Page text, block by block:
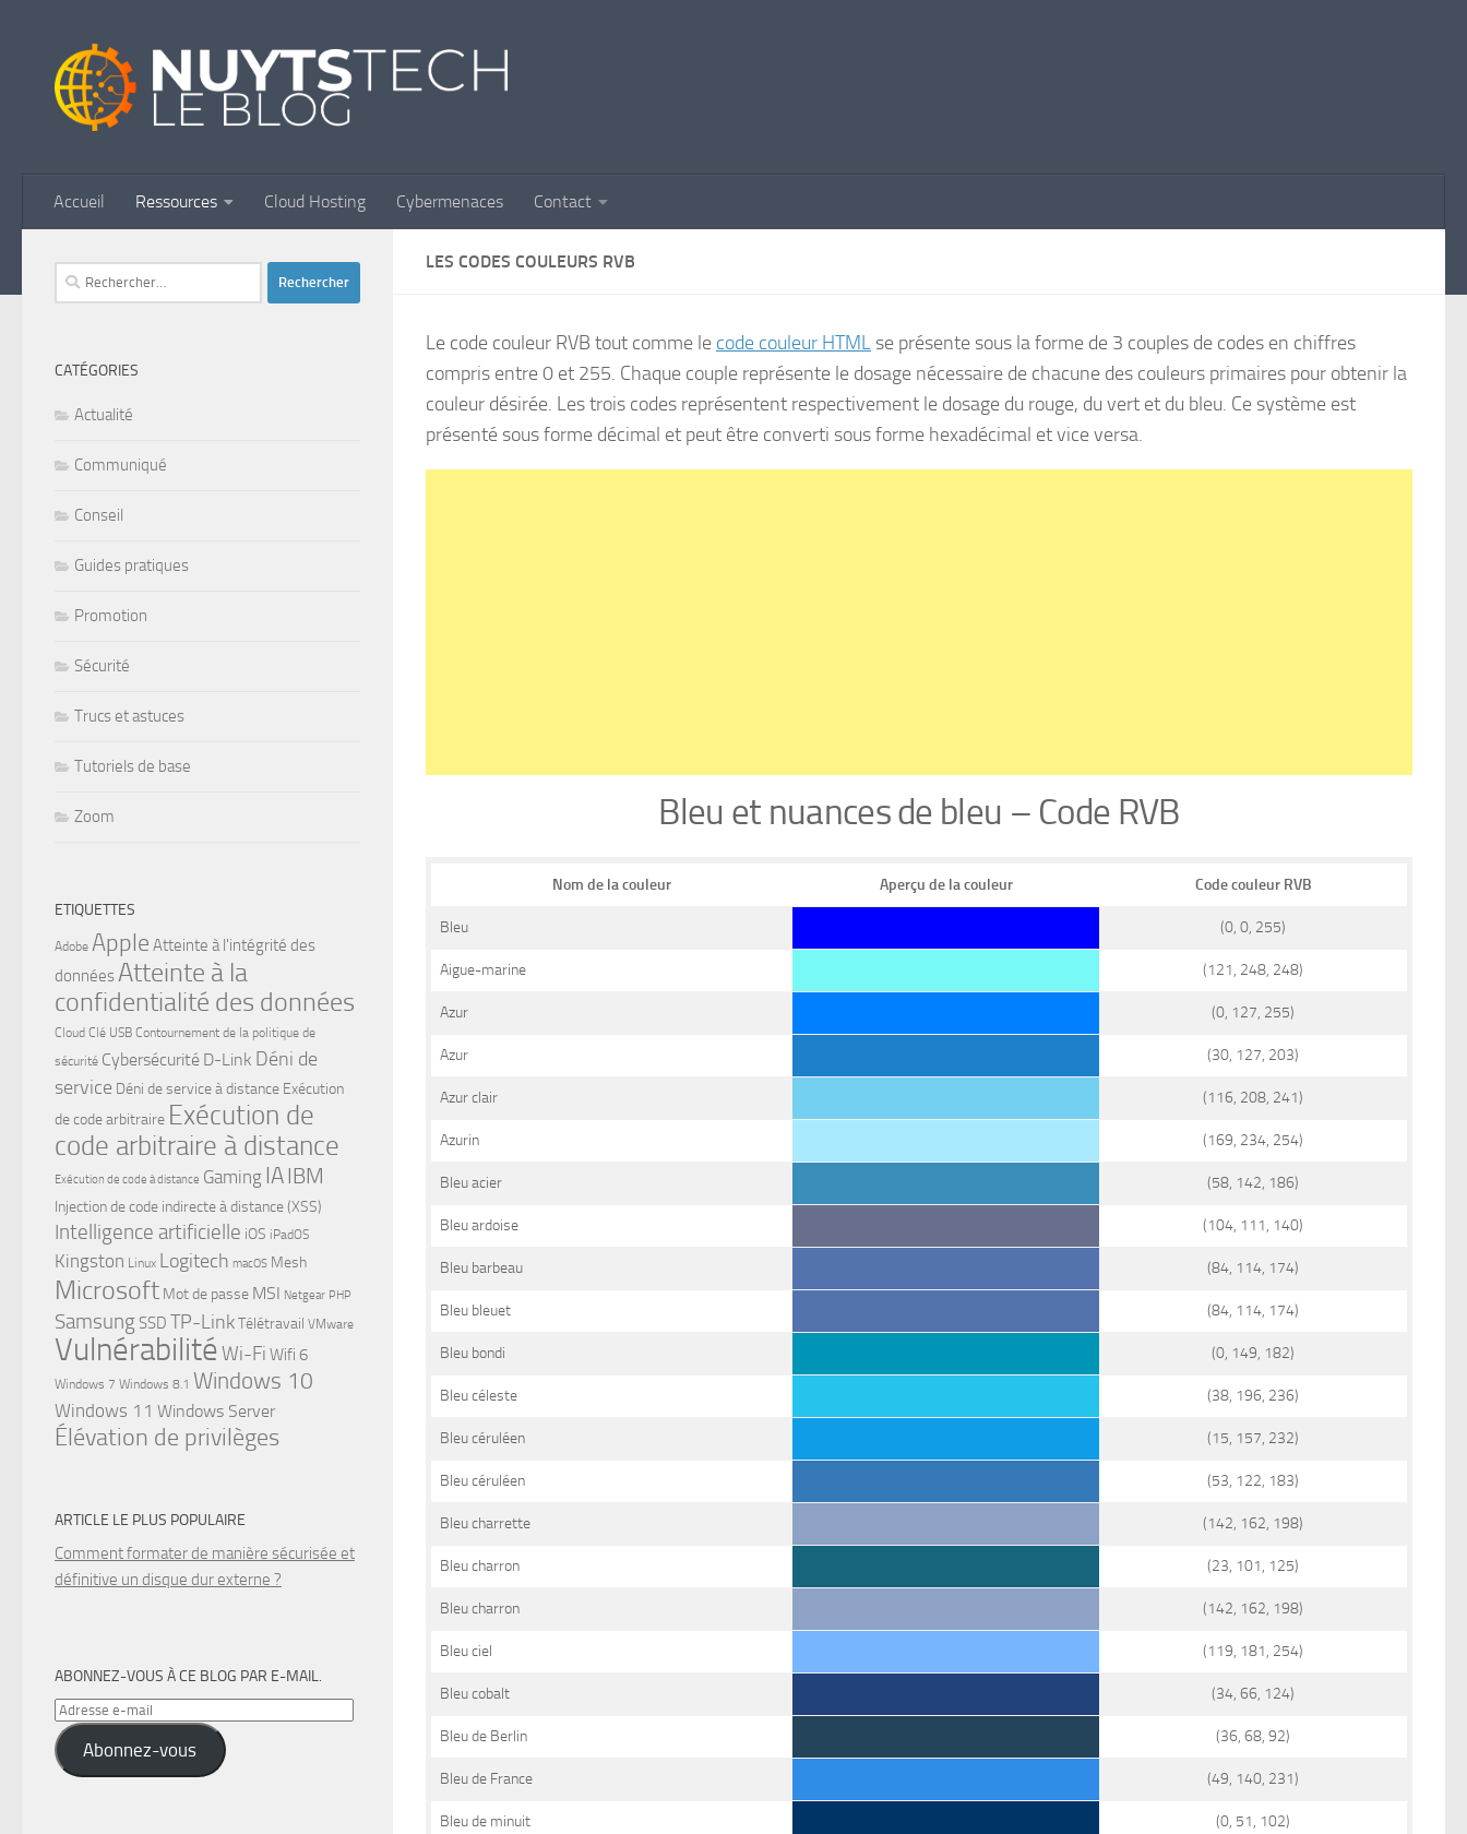
Accueil Ressources Cloud Hosting Cybermenaces Contact
LES CODES COULEURS RVB
Le code couleur RVB tout comme le code couleur HTML se présente sous la forme de 3 couples de codes en chiffres
compris entre 0 et 255. Chaque couple représente le dosage nécessaire de chacune des couleurs primaires pour obtenir la
couleur désirée. Les trois codes représentent respectivement le dosage du rouge, du vert et du bleu. Ce système est
présenté sous forme décimal et peut être converti sous forme hexadécimal et vice versa.
Bleu et nuances de bleu – Code RVB
Nom de la couleur Aperçu de la couleur Code couleur RVB
Bleu (0, 0, 255)
Aigue-marine (121, 248, 248)
Azur (0, 127, 255)
Azur (30, 127, 203)
Azur clair (116, 208, 241)
Azurin (169, 234, 254)
Bleu acier (58, 142, 186)
Bleu ardoise (104, 111, 140)
Bleu barbeau (84, 114, 174)
Bleu bleuet (84, 114, 174)
Bleu bondi (0, 149, 182)
Bleu céleste (38, 196, 236)
Bleu céruléen (15, 157, 232)
Bleu céruléen (53, 122, 183)
Bleu charrette (142, 162, 198)
Bleu charron (23, 101, 125)
Bleu charron (142, 162, 198)
Bleu ciel (119, 181, 254)
Bleu cobalt (34, 66, 124)
Bleu de Berlin (36, 68, 92)
Bleu de France (49, 140, 231)
Bleu de minuit (0, 51, 102)
Rechercher :
CATÉGORIES
Actualité
Communiqué
Conseil
Guides pratiques
Promotion
Sécurité
Trucs et astuces
Tutoriels de base
Zoom
ETIQUETTES
Adobe Apple Atteinte à l'intégrité des
donnéesAtteinte à la
confidentialité des données
Cloud Clé USB Contournement de la politique de
sécurité Cybersécurité D-Link Déni de
service Déni de service à distance Exécution
de code arbitraire Exécution de
code arbitraire à distance
Exécution de code à distance Gaming IAIBM
Injection de code indirecte à distance (XSS)
Intelligence artificielle iOS iPadOS
Kingston Linux Logitech macOS Mesh
Microsoft Mot de passe MSI Netgear PHP
Samsung SSD TP-LinkTélétravail VMware
VulnérabilitéWi-Fi Wifi 6
Windows 7 Windows 8.1 Windows 10
Windows 11 Windows Server
Élévation de privilèges
ARTICLE LE PLUS POPULAIRE
Comment formater de manière sécurisée et
définitive un disque dur externe ?
ABONNEZ-VOUS À CE BLOG PAR E-MAIL.
Adresse
e-
mail Abonnez-vous